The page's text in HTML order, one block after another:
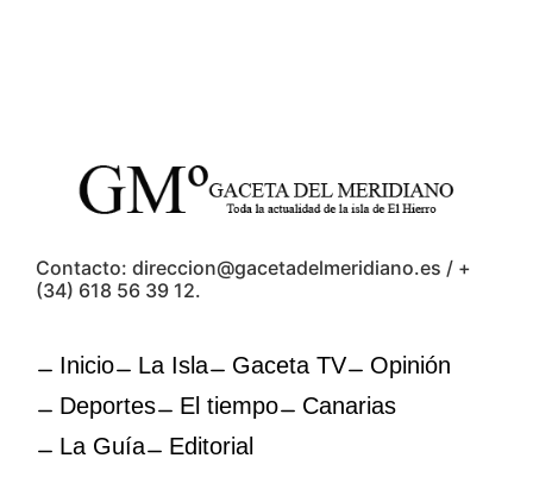
Contacto: direccion@gacetadelmeridiano.es / +
(34) 618 56 39 12.
Inicio La Isla Gaceta TV
Opinión
Deportes
El tiempo
Canarias
La Guía
Editorial